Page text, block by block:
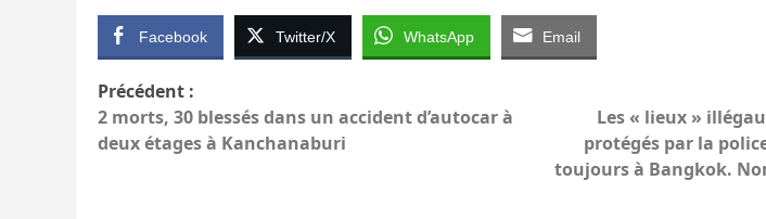
Facebook Twitter/X WhatsApp Email
Navigation
d’article
Précédent :
2 morts, 30 blessés dans un accident d’autocar à
deux étages à Kanchanaburi
Les « lieux »
protégés par la
toujours à Bangkok.